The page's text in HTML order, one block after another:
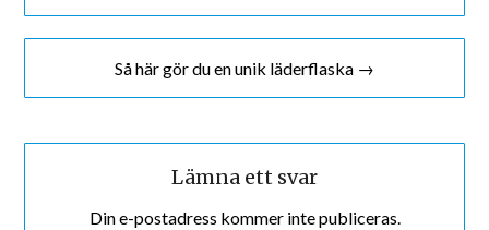
Så här gör du en unik läderflaska →
Lämna ett svar
Din e-postadress kommer inte publiceras.